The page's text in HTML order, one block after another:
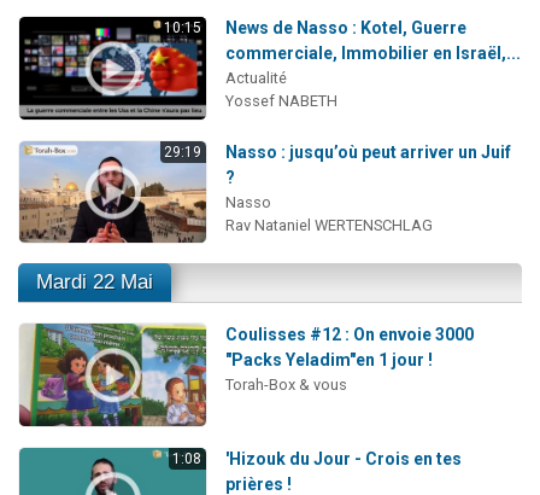
11 personnes viennent de demander une bénédiction
Il reste 49 places pour étudier en groupe sur Zoom
5 personnes viennent de faire un don pour Reloger Rivka, 6 enfants, victime de violences...
10:15
News de Nasso : Kotel, Guerre
commerciale, Immobilier en Israël,...
Actualité
Yossef NABETH
29:19
Nasso : jusqu’où peut arriver un Juif
?
Nasso
Rav Nataniel WERTENSCHLAG
Mardi 22 Mai
Coulisses #12 : On envoie 3000
"Packs Yeladim"en 1 jour !
Torah-Box & vous
1:08
'Hizouk du Jour - Crois en tes
prières !